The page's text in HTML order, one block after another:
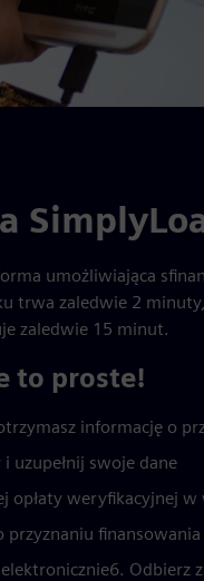
umożliwiająca
trwa zaledwie 2
zaledwie 15 minut.
to proste!
informację o
uzupełnij swoje dane
opłaty weryfikacyjnej w
przyznaniu
Odbierz